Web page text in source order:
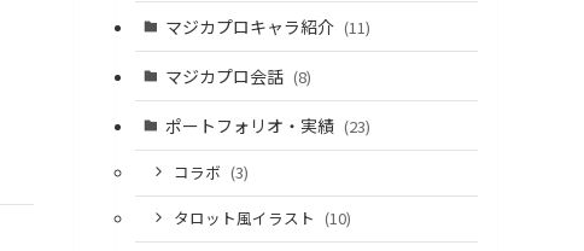
マジカプロキャラ紹介 (11)
マジカプロ会話 (8)
ポートフォリオ・実績 (23)
コラボ (3)
タロット風イラスト (10)